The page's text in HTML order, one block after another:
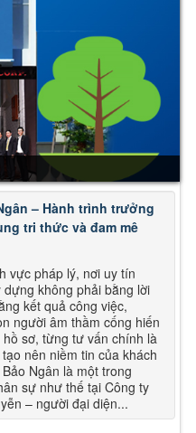
– Hành trình trưởng
tri thức và đam mê
vực pháp lý, nơi uy tín
dựng không phải bằng lời
kết quả công việc,
người âm thầm cống hiến
sơ, từng tư vấn chính là
nên niềm tin của khách
Ngân là một trong
sự như thế tại Công ty
– người đại diện...